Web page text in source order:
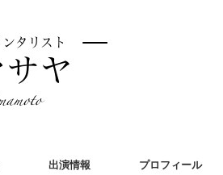
出演情報 プロフィール